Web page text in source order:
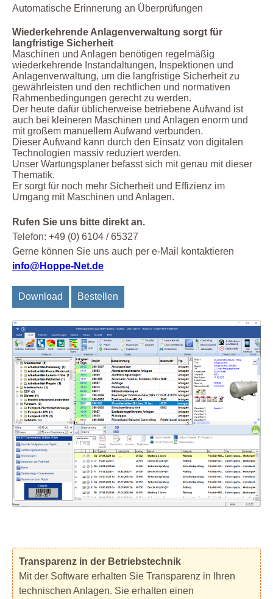
Automatische Erinnerung an Überprüfungen
Wiederkehrende Anlagenverwaltung sorgt für
langfristige Sicherheit
Maschinen und Anlagen benötigen regelmäßig
wiederkehrende Instandaltungen, Inspektionen und
Anlagenverwaltung, um die langfristige Sicherheit zu
gewährleisten und den rechtlichen und normativen
Rahmenbedingungen gerecht zu werden.
Der heute dafür üblicherweise betriebene Aufwand ist
auch bei kleineren Maschinen und Anlagen enorm und
mit großem manuellem Aufwand verbunden.
Dieser Aufwand kann durch den Einsatz von digitalen
Technologien massiv reduziert werden.
Unser Wartungsplaner befasst sich mit genau mit dieser
Thematik.
Er sorgt für noch mehr Sicherheit und Effizienz im
Umgang mit Maschinen und Anlagen.
Rufen Sie uns bitte direkt an.
Telefon: +49 (0) 6104 / 65327
Gerne können Sie uns auch per e-Mail kontaktieren
info@Hoppe-Net.de
Download Bestellen
Transparenz in der Betriebstechnik
Mit der Software erhalten Sie Transparenz in Ihren
technischen Anlagen. Sie erhalten einen